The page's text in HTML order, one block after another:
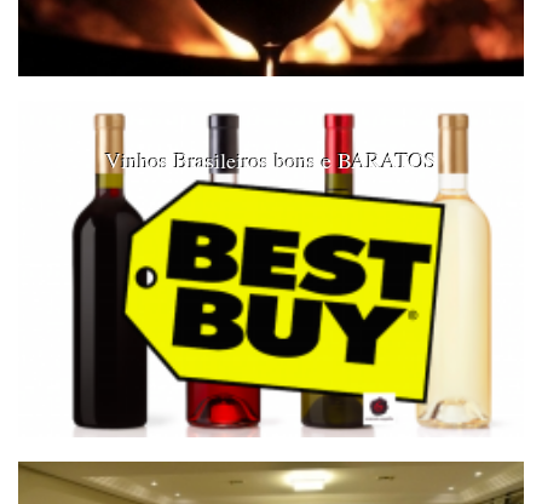
Vinhos Brasileiros bons e BARATOS